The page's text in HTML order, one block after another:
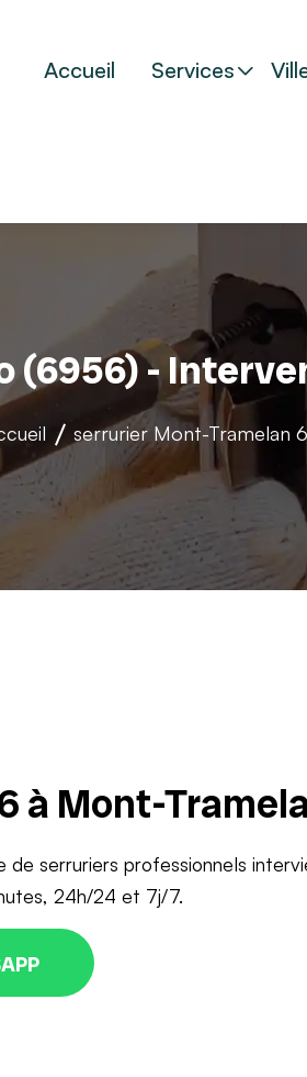
Accueil Services
(6956) -
serrurier Mont-Tramelan
à Mont-
de serruriers professionnels
24h/24 et 7j/7.